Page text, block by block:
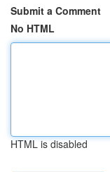
Submit a Comment
No HTML
HTML is disabled